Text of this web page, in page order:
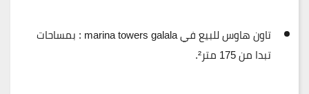
تاون هاوس للبيع في marina towers galala : بمساحات
تبدا من